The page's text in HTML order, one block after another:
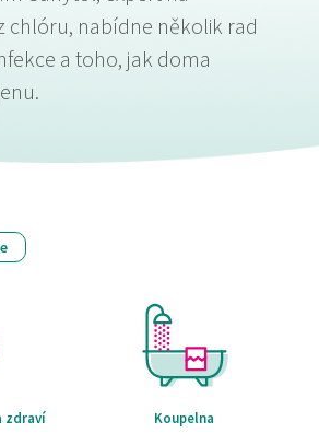
chlóru, nabídne několik rad
a toho, jak doma
zdraví Koupelna